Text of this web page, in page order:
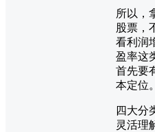
所以，
股票，
看利润
盈率这
首先要
本定位。
四大分
灵活理